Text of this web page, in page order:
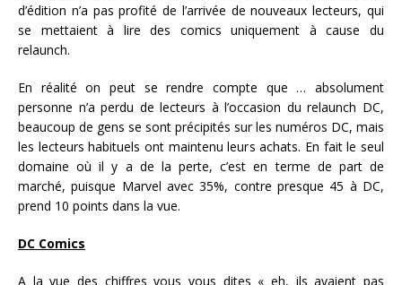
d’édition n’a pas profité de l’arrivée de nouveaux lecteurs, qui
se mettaient à lire des comics uniquement à cause du
relaunch.
En réalité on peut se rendre compte que … absolument
personne n’a perdu de lecteurs à l’occasion du relaunch DC,
beaucoup de gens se sont précipités sur les numéros DC, mais
les lecteurs habituels ont maintenu leurs achats. En fait le seul
domaine où il y a de la perte, c’est en terme de part de
marché, puisque Marvel avec 35%, contre presque 45 à DC,
prend 10 points dans la vue.
DC Comics
A la vue des chiffres vous vous dites « eh, ils avaient pas